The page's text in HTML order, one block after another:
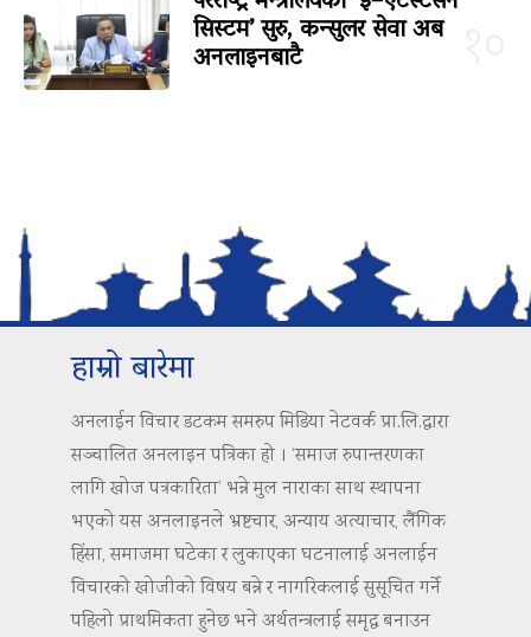
सिस्टम’ सुरु, कन्सुलर सेवा अब
अनलाइनबाटै
हाम्रो बारेमा
अनलाईन विचार डटकम समरुप मिडिया नेटवर्क प्रा.लि.द्वारा
सञ्चालित अनलाइन पत्रिका हो । ‘समाज रुपान्तरणका
लागि खोज पत्रकारिता’ भन्ने मुल नाराका साथ स्थापना
भएको यस अनलाइनले भ्रष्टचार, अन्याय अत्याचार, लैंगिक
हिंसा, समाजमा घटेका र लुकाएका घटनालाई अनलाईन
विचारको खोजीको विषय बन्ने र नागरिकलाई सुसूचित गर्ने
पहिलो प्राथमिकता हुनेछ भने अर्थतन्त्रलाई समृद्ध बनाउन